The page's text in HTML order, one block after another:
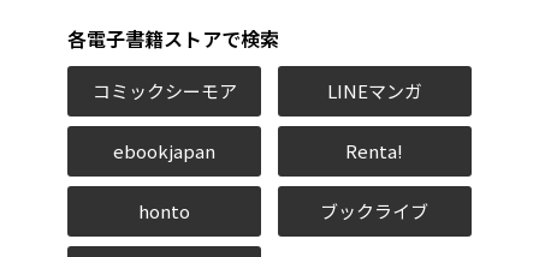
各電子書籍ストアで検索
コミックシーモア LINEマンガ
ebookjapan Renta!
honto ブックライブ